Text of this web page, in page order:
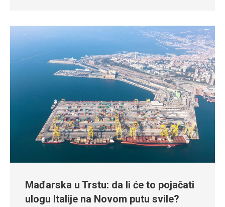
Mađarska u Trstu: da li će to pojačati
ulogu Italije na Novom putu svile?